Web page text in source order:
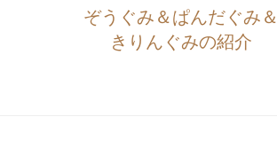
ぞうぐみ＆ぱんだぐみ＆
きりんぐみの紹介